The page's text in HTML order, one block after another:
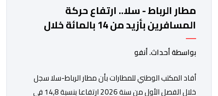
مطار الرباط - سلا.. ارتفاع حركة
المسافرين بأزيد من 14 بالمائة خلال
الفصل الأول من 2026
بواسطة أحداث. أنفو
أفاد المكتب الوطني للمطارات بأن مطار الرباط-سلا سجل
خلال الفصل الأول من سنة 2026 ارتفاعا بنسبة 14,8 في